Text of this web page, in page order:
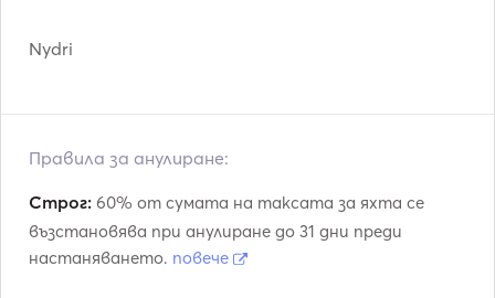
Nydri
Правила за анулиране:
Строг: 60% от сумата на таксата за яхта се
възстановява при анулиране до 31 дни преди
настаняването. повече